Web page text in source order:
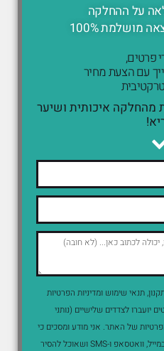
על ההחלקה
מושלמת 100%
פרטים,
עם הצעת מחיר
מהחלקה איכותית ושיער
תנאי שימוש ומדיניות הפרטיות
יועברו לצדדים שלישיים (נותני
של האתר. אני מודע ומסכים כי
הפרטים ישמשו לצורך דיוור פרסומי במייל, וואטסאפ ו-SMS ושאוכל להסיר